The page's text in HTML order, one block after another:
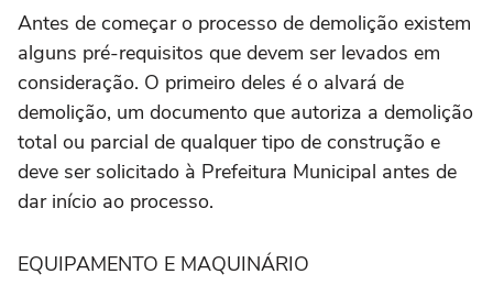
Antes de começar o processo de demolição existem
alguns pré-requisitos que devem ser levados em
consideração. O primeiro deles é o alvará de
demolição, um documento que autoriza a demolição
total ou parcial de qualquer tipo de construção e
deve ser solicitado à Prefeitura Municipal antes de
dar início ao processo.
EQUIPAMENTO E MAQUINÁRIO